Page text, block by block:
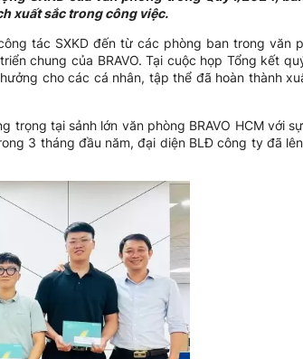
xuất sắc trong công việc.
tác SXKD đến từ các phòng ban trong văn
chung của BRAVO. Tại cuộc họp Tổng kết
cho các cá nhân, tập thể đã hoàn thành
tại sảnh lớn văn phòng BRAVO HCM với
3 tháng đầu năm, đại diện BLĐ công ty đã